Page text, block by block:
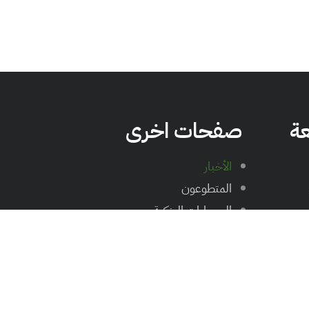
صفحات اخرى
الأخبار
المتطوعون
الحسابات البنكية